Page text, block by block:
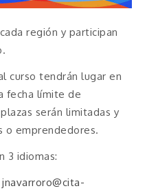
región y participan
curso tendrán lugar en
fecha límite de
serán limitadas y
o emprendedores.
3 idiomas: